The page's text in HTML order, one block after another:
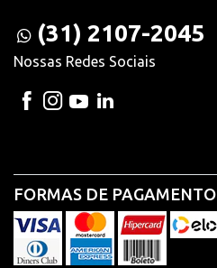
(31) 2107-2045
Nossas Redes Sociais
FORMAS DE PAGAMENTO